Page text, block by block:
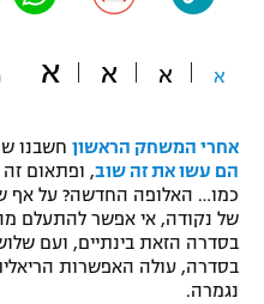
תקנון עבור פעילות
תקנון עבור פעילות ספורט 1 – "מרלן"
גיימינג E-Sports
תנאי שימוש
ספורט מוטורי
כדורמים
בייסבול MLB
ספורט אתגרי ואקסטרים
א א א א
אחרי המשחק הראשון חשבנו
הם עשו את זה שוב, ופתאום זה
כמו… האלופה החדשה? על אף
של נקודה, אי אפשר להתעלם
בסדרה הזאת בינתיים, ועם
בסדרה, עולה האפשרות
נגמרה.